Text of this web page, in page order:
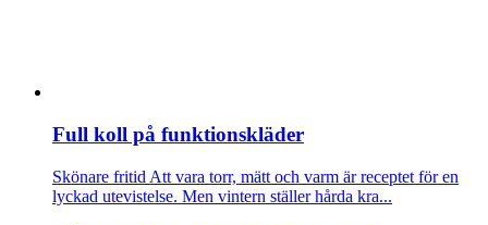
Full koll på funktionskläder
Skönare fritid Att vara torr, mätt och varm är receptet för en
lyckad utevistelse. Men vintern ställer hårda kra...